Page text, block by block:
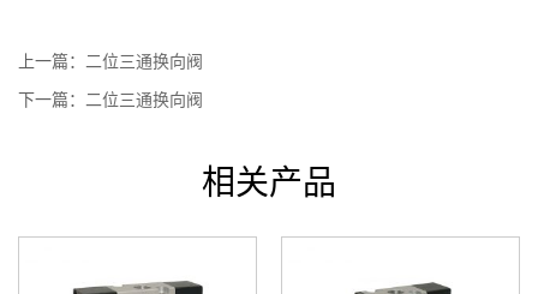
上一篇：
二位三通换向阀
下一篇：
二位三通换向阀
相关产品